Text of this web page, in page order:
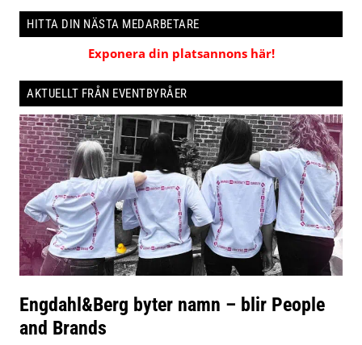
HITTA DIN NÄSTA MEDARBETARE
Exponera din platsannons här!
AKTUELLT FRÅN EVENTBYRÅER
Engdahl&Berg byter namn – blir People
and Brands